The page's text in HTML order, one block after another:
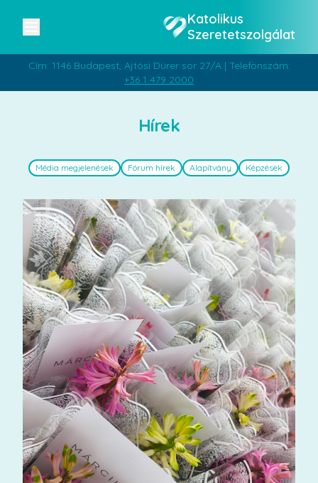
Katolikus
Szeretetszolgálat
Cím: 1146 Budapest, Ajtósi Dürer sor 27/A | Telefonszám:
+36 1 479 2000
Hírek
Média megjelenések Fórum hírek Alapítvány Képzések